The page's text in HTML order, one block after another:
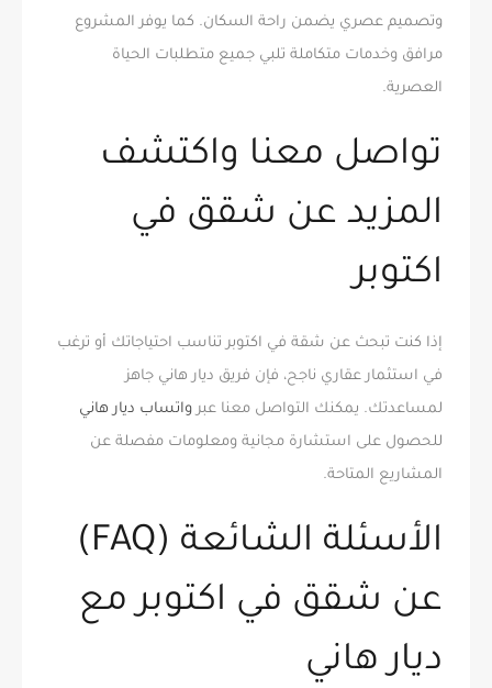
وتصميم عصري يضمن راحة السكان. كما يوفر المشروع
مرافق وخدمات متكاملة تلبي جميع متطلبات الحياة
العصرية.
تواصل معنا واكتشف
المزيد عن شقق في
اكتوبر
إذا كنت تبحث عن شقة في اكتوبر تناسب احتياجاتك أو ترغب
في استثمار عقاري ناجح، فإن فريق ديار هاني جاهز
لمساعدتك. يمكنك التواصل معنا عبر واتساب ديار هاني
للحصول على استشارة مجانية ومعلومات مفصلة عن
المشاريع المتاحة.
الأسئلة الشائعة (FAQ)
عن شقق في اكتوبر مع
ديار هاني